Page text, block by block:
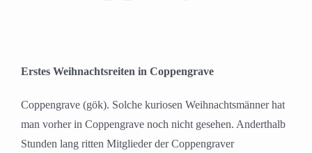
Erstes Weihnachtsreiten in Coppengrave
Coppengrave (gök). Solche kuriosen Weihnachtsmänner hat
man vorher in Coppengrave noch nicht gesehen. Anderthalb
Stunden lang ritten Mitglieder der Coppengraver